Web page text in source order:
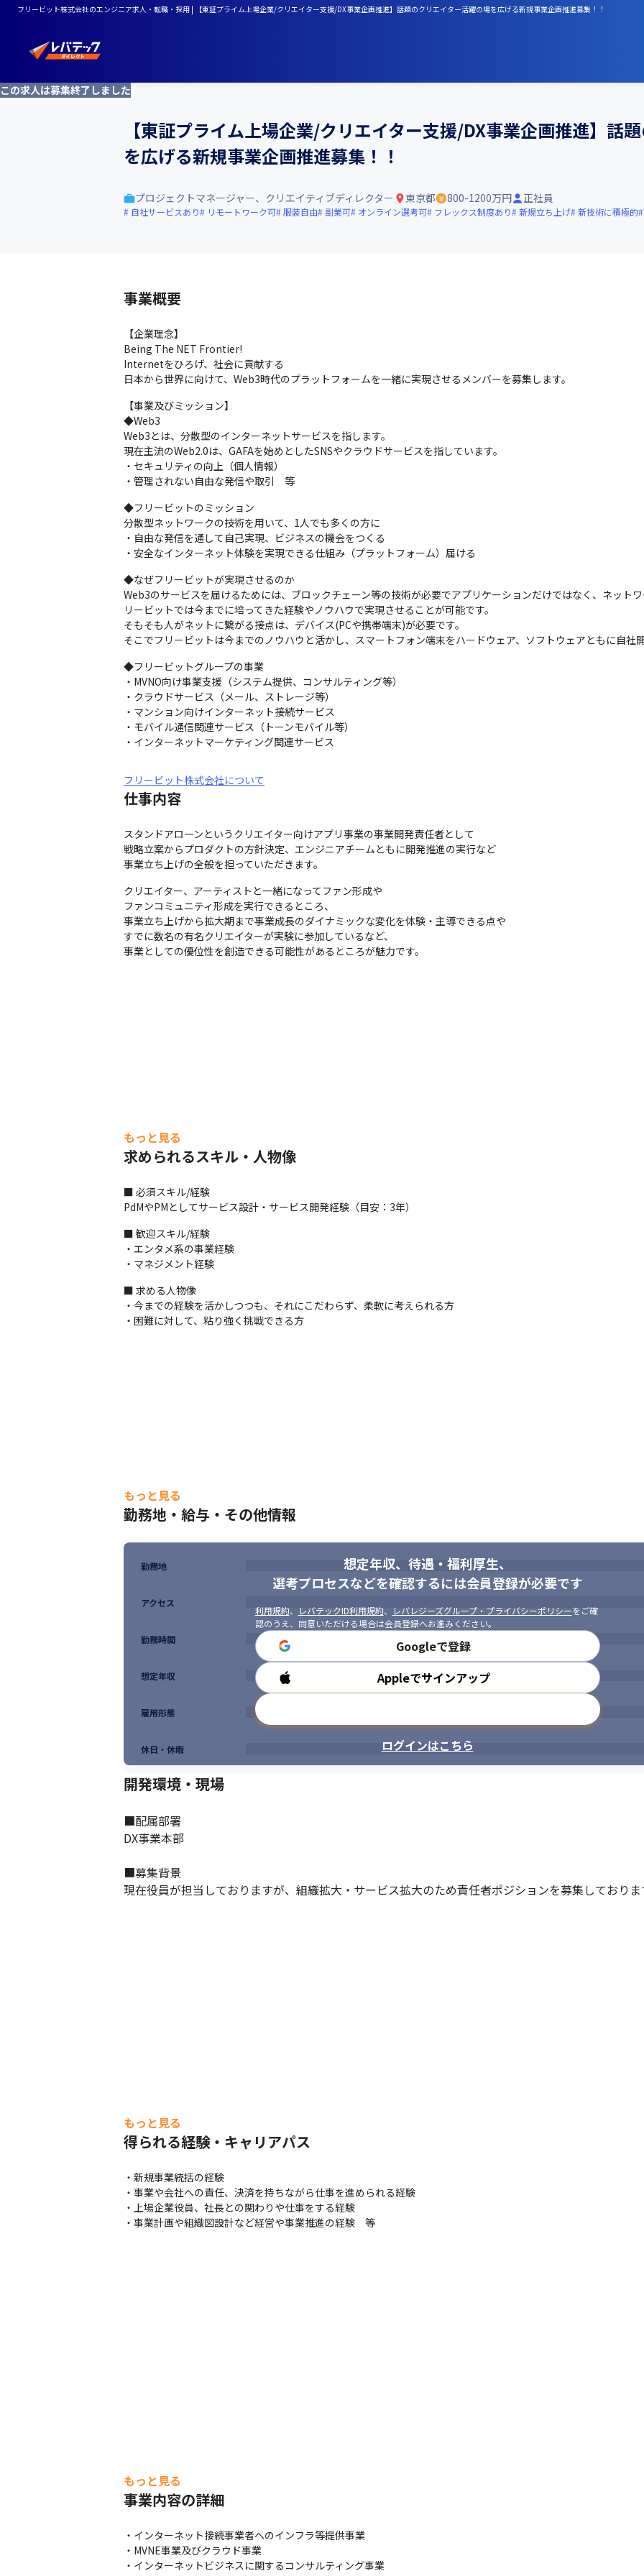
フリービット株式会社のエンジニア求人・転職・採用 | 【東証プライム上場企業/クリエイター支援/DX事業企画推進】話題のクリエイター活躍の場を広げる新規事業企画推進募集！！
この求人は募集終了しました
【東証プライム上場企業/クリエイター支援/DX事業企画推進】話
を広げる新規事業企画推進募集！！
プロジェクトマネージャー、クリエイティブディレクター 東京都 800-1200万円 正社員
自社サービスあり リモートワーク可 服装自由 副業可 オンライン選考可 フレックス制度あり 新規立ち上げ 新技術に積極的
事業概要
【企業理念】
Being The NET Frontier!
Internetをひろげ、社会に貢献する
日本から世界に向けて、Web3時代のプラットフォームを一緒に実現させるメンバーを募集します。
【事業及びミッション】
◆Web3
Web3とは、分散型のインターネットサービスを指します。
現在主流のWeb2.0は、GAFAを始めとしたSNSやクラウドサービスを指しています。
・セキュリティの向上（個人情報）
・管理されない自由な発信や取引　等
◆フリービットのミッション
分散型ネットワークの技術を用いて、1人でも多くの方に
・自由な発信を通して自己実現、ビジネスの機会をつくる
・安全なインターネット体験を実現できる仕組み（プラットフォーム）届ける
◆なぜフリービットが実現させるのか
Web3のサービスを届けるためには、ブロックチェーン等の技術が必要でアプリケーションだけではなく、ネット
リービットでは今までに培ってきた経験やノウハウで実現させることが可能です。
そもそも人がネットに繋がる接点は、デバイス(PCや携帯端末)が必要です。
そこでフリービットは今までのノウハウと活かし、スマートフォン端末をハードウェア、ソフトウェアともに自社
◆フリービットグループの事業
・MVNO向け事業支援（システム提供、コンサルティング等）
・クラウドサービス（メール、ストレージ等）
・マンション向けインターネット接続サービス
・モバイル通信関連サービス（トーンモバイル等）
・インターネットマーケティング関連サービス
フリービット株式会社について
仕事内容
スタンドアローンというクリエイター向けアプリ事業の事業開発責任者として
戦略立案からプロダクトの方針決定、エンジニアチームともに開発推進の実行など
事業立ち上げの全般を担っていただきます。
クリエイター、アーティストと一緒になってファン形成や
ファンコミュニティ形成を実行できるところ、
事業立ち上げから拡大期まで事業成長のダイナミックな変化を体験・主導できる点や
すでに数名の有名クリエイターが実験に参加しているなど、
事業としての優位性を創造できる可能性があるところが魅力です。
もっと見る
求められるスキル・人物像
■ 必須スキル/経験
PdMやPMとしてサービス設計・サービス開発経験（目安：3年）
■ 歓迎スキル/経験
・エンタメ系の事業経験
・マネジメント経験
■ 求める人物像
・今までの経験を活かしつつも、それにこだわらず、柔軟に考えられる方
・困難に対して、粘り強く挑戦できる方
もっと見る
勤務地・給与・その他情報
想定年収、待遇・福利厚生、
選考プロセスなどを確認するには会員登録が必要です
利用規約、 レバテックID利用規約、 レバレジーズグループ・プライバシーポリシーをご確
認のうえ、同意いただける場合は会員登録へお進みください。
Googleで登録
Appleでサインアップ
ログインはこちら
勤務地
アクセス
勤務時間
想定年収
雇用形態
休日・休暇
開発環境・現場
■配属部署
DX事業本部
■募集背景
現在役員が担当しておりますが、組織拡大・サービス拡大のため責任者ポジションを募集しておりま
もっと見る
得られる経験・キャリアパス
・新規事業統括の経験
・事業や会社への責任、決済を持ちながら仕事を進められる経験
・上場企業役員、社長との関わりや仕事をする経験
・事業計画や組織図設計など経営や事業推進の経験　等
もっと見る
事業内容の詳細
・インターネット接続事業者へのインフラ等提供事業
・MVNE事業及びクラウド事業
・インターネットビジネスに関するコンサルティング事業